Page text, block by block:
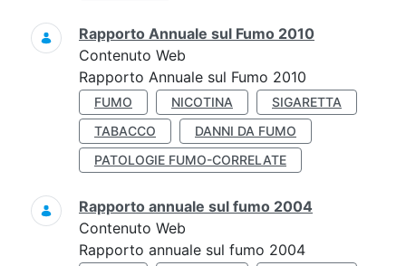
Rapporto Annuale sul Fumo 2010
Contenuto Web
Rapporto Annuale sul Fumo 2010
FUMO NICOTINA
SIGARETTA
TABACCO
DANNI DA FUMO
PATOLOGIE FUMO-CORRELATE
Rapporto annuale sul fumo 2004
Contenuto Web
Rapporto annuale sul fumo 2004